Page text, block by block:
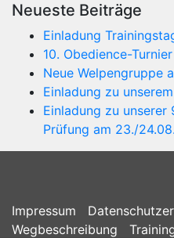
Neueste Beiträge
Einladung
10. Obedience-
Neue Welpengruppe
Einladung zu
Einladung zu
Prüfung am 23./
Impressum
Wegbeschreibung